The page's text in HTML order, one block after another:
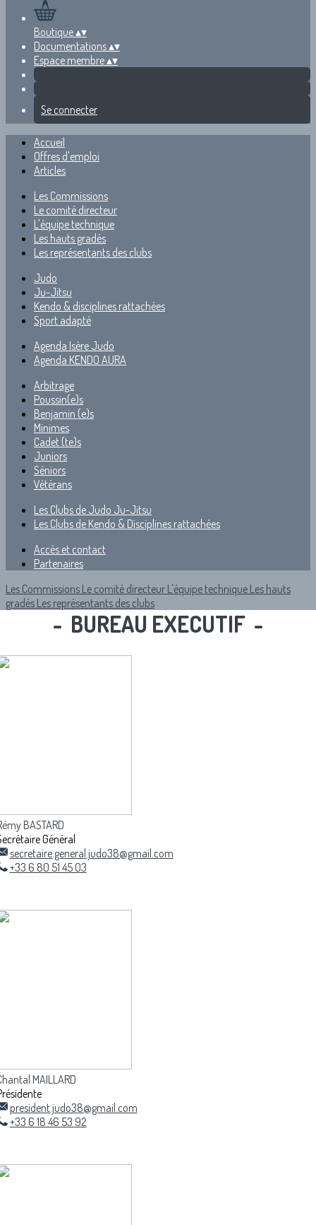
Boutique▴▾
Documentations▴▾
Espace membre▴▾
Se connecter
Accueil
Offres d'emploi
Articles
Les Commissions
Le comité directeur
L'équipe technique
Les hauts gradés
Les représentants des clubs
Judo
Ju-Jitsu
Kendo & disciplines rattachées
Sport adapté
Agenda Isère Judo
Agenda KENDO AURA
Arbitrage
Poussin(e)s
Benjamin (e)s
Minimes
Cadet (te)s
Juniors
Séniors
Vétérans
Les Clubs de Judo Ju-Jitsu
Les Clubs de Kendo & Disciplines rattachées
Accès et contact
Partenaires
Les Commissions Le comité directeur L'équipe technique Les hauts
gradés Les représentants des clubs
- BUREAU EXECUTIF -
BASTARD
Général
secretaire.general.judo38@gmail.com
+33 6 80 51 45 03
MAILLARD
president.judo38@gmail.com
+33 6 18 46 53 92